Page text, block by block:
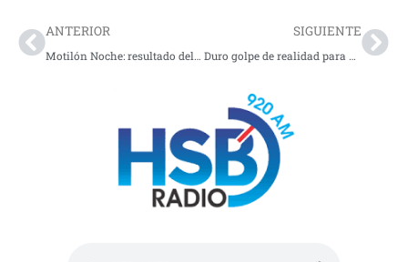
ANTERIOR
Motilón Noche: resultado del último sorteo del martes 29 de abril de 2025
SIGUIENTE
Duro golpe de realidad para Deportivo Pasto: fue goleado por Nacional en Medellín